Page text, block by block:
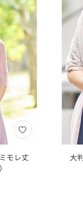
モレ丈
大